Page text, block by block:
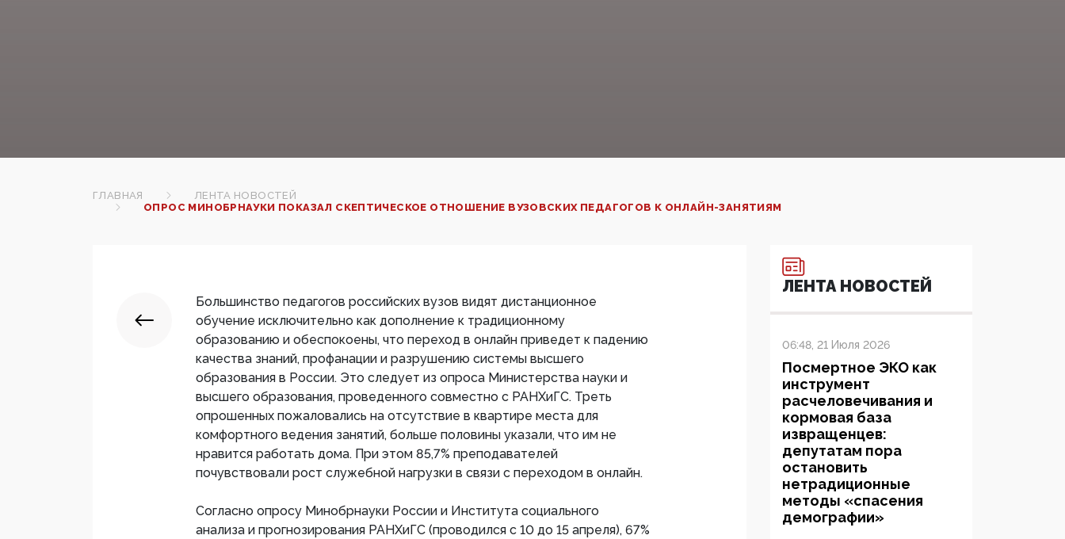
ГЛАВНАЯ
ЛЕНТА НОВОСТЕЙ
ОПРОС МИНОБРНАУКИ ПОКАЗАЛ СКЕПТИЧЕСКОЕ ОТНОШЕНИЕ ВУЗОВСКИХ ПЕДАГОГОВ К ОНЛАЙН-ЗАНЯТИЯМ
Большинство педагогов российских вузов видят дистанционное
обучение исключительно как дополнение к традиционному
образованию и обеспокоены, что переход в онлайн приведет к падению
качества знаний, профанации и разрушению системы высшего
образования в России. Это следует из опроса Министерства науки и
высшего образования, проведенного совместно с РАНХиГС. Треть
опрошенных пожаловались на отсутствие в квартире места для
комфортного ведения занятий, больше половины указали, что им не
нравится работать дома. При этом 85,7% преподавателей
почувствовали рост служебной нагрузки в связи с переходом в онлайн.
Согласно опросу Минобрнауки России и Института социального
анализа и прогнозирования РАНХиГС (проводился с 10 до 15 апреля), 67%
ЛЕНТА НОВОСТЕЙ
06:48, 21 Июля 2026
Посмертное ЭКО как
инструмент
расчеловечивания и
кормовая база
извращенцев:
депутатам пора
остановить
нетрадиционные
методы «спасения
демографии»